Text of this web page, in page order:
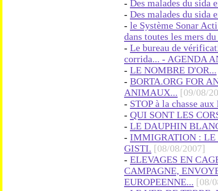
- Des malades du sida
- Des malades du sida
- le Système Sonar
dans toutes les mers
- Le bureau de
corrida... - AGENDA
- LE NOMBRE D'OR...
- BORTA.ORG FOR
ANIMAUX... [09/08/
- STOP à la chasse
- QUI SONT LES
- LE DAUPHIN
- IMMIGRATION : LE
GISTI. [08/08/2007]
- ELEVAGES EN
CAMPAGNE,
EUROPEENNE... [08/